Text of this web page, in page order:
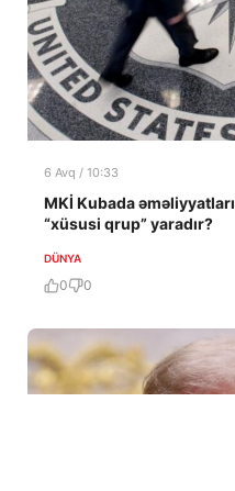
6 Avq / 10:33
MKİ Kubada
“xüsusi qrup” yaradır?
DÜNYA
0 0